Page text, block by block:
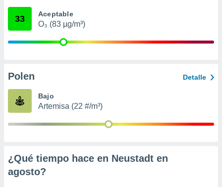
e
publicidad
1199
33 Aceptable
O₃ (83 µg/m³)
Polen Detalle
Bajo
Artemisa (22 #/m³)
¿Qué tiempo hace en Neustadt en
agosto?